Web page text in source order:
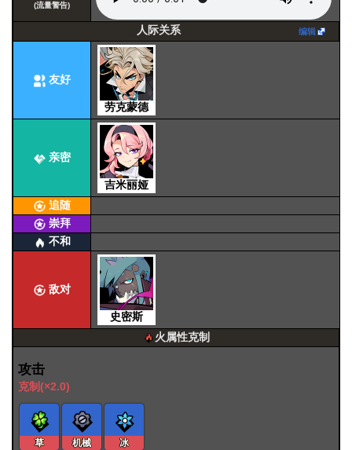
(流量警告)
人际关系 编辑
友好
劳克蒙德
亲密
吉米丽娅
追随
崇拜
不和
敌对
史密斯
火属性克制
攻击
克制(×2.0)
草 机械 冰